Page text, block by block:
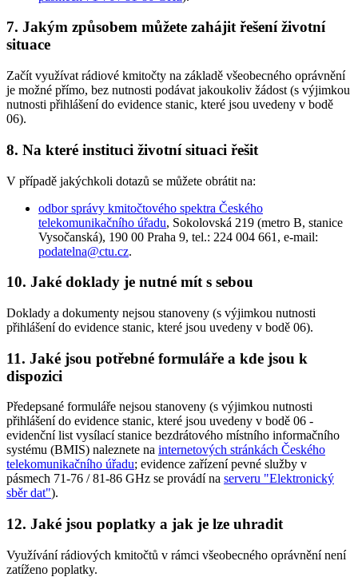
7. Jakým způsobem můžete zahájit řešení životní
situace
Začít využívat rádiové kmitočty na základě všeobecného oprávnění
je možné přímo, bez nutnosti podávat jakoukoliv žádost (s výjimkou
nutnosti přihlášení do evidence stanic, které jsou uvedeny v bodě
06).
8. Na které instituci životní situaci řešit
V případě jakýchkoli dotazů se můžete obrátit na:
odbor správy kmitočtového spektra Českého
telekomunikačního úřadu, Sokolovská 219 (metro B, stanice
Vysočanská), 190 00 Praha 9, tel.: 224 004 661, e-mail:
podatelna@ctu.cz.
10. Jaké doklady je nutné mít s sebou
Doklady a dokumenty nejsou stanoveny (s výjimkou nutnosti
přihlášení do evidence stanic, které jsou uvedeny v bodě 06).
11. Jaké jsou potřebné formuláře a kde jsou k
dispozici
Předepsané formuláře nejsou stanoveny (s výjimkou nutnosti
přihlášení do evidence stanic, které jsou uvedeny v bodě 06 -
evidenční list vysílací stanice bezdrátového místního informačního
systému (BMIS) naleznete na internetových stránkách Českého
telekomunikačního úřadu; evidence zařízení pevné služby v
pásmech 71-76 / 81-86 GHz se provádí na serveru "Elektronický
sběr dat").
12. Jaké jsou poplatky a jak je lze uhradit
Využívání rádiových kmitočtů v rámci všeobecného oprávnění není
zatíženo poplatky.